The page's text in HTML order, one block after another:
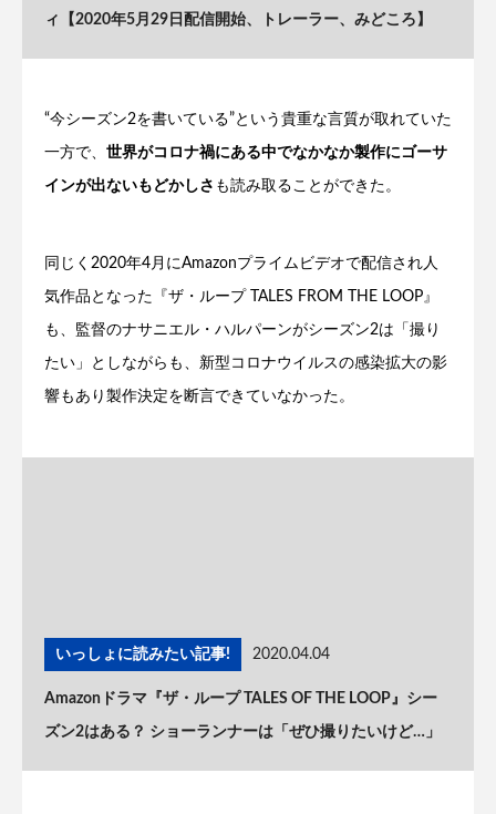
ィ【2020年5月29日配信開始、トレーラー、みどころ】
“今シーズン2を書いている”という貴重な言質が取れていた
一方で、 世界がコロナ禍にある中でなかなか製作にゴーサ
インが出ないもどかしさ も読み取ることができた。
同じく2020年4月にAmazonプライムビデオで配信され人
気作品となった『ザ・ループ TALES FROM THE LOOP』
も、監督のナサニエル・ハルパーンがシーズン2は「撮り
たい」としながらも、新型コロナウイルスの感染拡大の影
響もあり製作決定を断言できていなかった。
いっしょに読みたい記事! 2020.04.04
Amazonドラマ『ザ・ループ TALES OF THE LOOP』シー
ズン2はある？ ショーランナーは「ぜひ撮りたいけど…」